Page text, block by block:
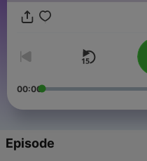
00:00
Episode